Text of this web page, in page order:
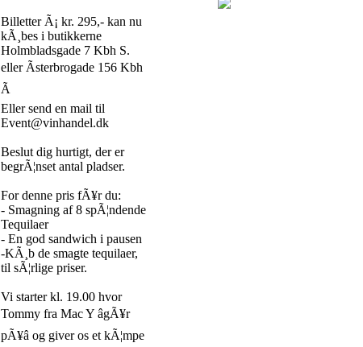
Billetter Ã¡ kr. 295,- kan nu
kÃ¸bes i butikkerne
Holmbladsgade 7 Kbh S.
eller Ãsterbrogade 156 Kbh
Ã
Eller send en mail til
Event@vinhandel.dk
Beslut dig hurtigt, der er
begrÃ¦nset antal pladser.
For denne pris fÃ¥r du:
- Smagning af 8 spÃ¦ndende
Tequilaer
- En god sandwich i pausen
-KÃ¸b de smagte tequilaer,
til sÃ¦rlige priser.
Vi starter kl. 19.00 hvor
Tommy fra Mac Y âgÃ¥r
pÃ¥â og giver os et kÃ¦mpe